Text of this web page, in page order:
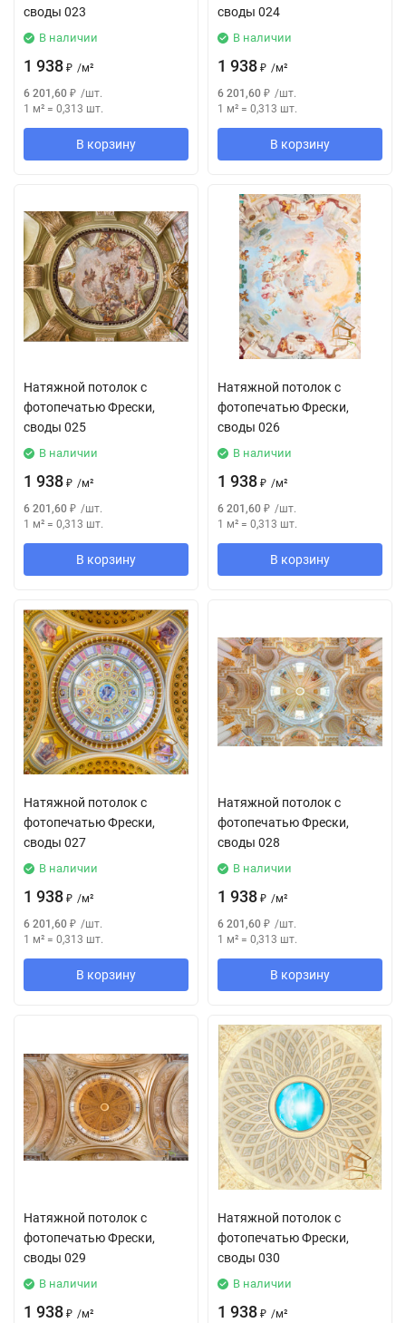
своды 023
В наличии
1 938 ₽ /м²
6 201,60 ₽ /шт.
1 м² = 0,313 шт.
В корзину
своды 024
В наличии
1 938 ₽ /м²
6 201,60 ₽ /шт.
1 м² = 0,313 шт.
В корзину
Натяжной потолок с
фотопечатью Фрески,
своды 025
В наличии
1 938 ₽ /м²
6 201,60 ₽ /шт.
1 м² = 0,313 шт.
В корзину
Натяжной потолок с
фотопечатью Фрески,
своды 026
В наличии
1 938 ₽ /м²
6 201,60 ₽ /шт.
1 м² = 0,313 шт.
В корзину
Натяжной потолок с
фотопечатью Фрески,
своды 027
В наличии
1 938 ₽ /м²
6 201,60 ₽ /шт.
1 м² = 0,313 шт.
В корзину
Натяжной потолок с
фотопечатью Фрески,
своды 028
В наличии
1 938 ₽ /м²
6 201,60 ₽ /шт.
1 м² = 0,313 шт.
В корзину
Натяжной потолок с
фотопечатью Фрески,
своды 029
В наличии
1 938 ₽ /м²
Натяжной потолок с
фотопечатью Фрески,
своды 030
В наличии
1 938 ₽ /м²